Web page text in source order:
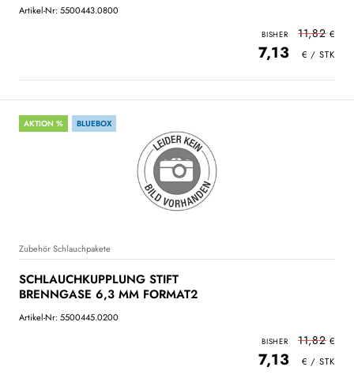
Artikel-Nr: 5500443.0800
11,82
7,13
AKTION % BLUEBOX
Zubehör Schlauchpakete
SCHLAUCHKUPPLUNG STIFT
BRENNGASE 6,3 MM FORMAT2
Artikel-Nr: 5500445.0200
11,82
7,13